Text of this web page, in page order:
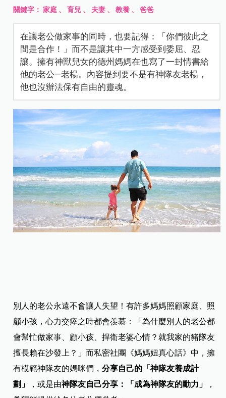
關鍵字：家庭 、育兒 、 夫妻 、教養 、爸爸
在讓老公做家事的同時，也要記得：「你們彼此之
間是合作！」而不是讓其中一方感受到委屈、忍
讓。擁有神獸兒女的德州媽媽在也寫了一封情書給
他的老公—老楊。內容提到要不是有神隊友老楊，
他也沒辦法保有自由的靈魂。
別人的老公永遠不會讓人失望！有許多媽媽照顧家庭、照
顧小孩，心力交瘁之時都會羨慕：「為什麼別人的老公都
會幫忙做家事、顧小孩、捍衛老婆心情？就我家的豬隊友
擅長賴在沙發上？」而私密社團《媽媽妞真心話》中，擁
有模範神隊友的媽咪們，分享自己的「神隊友養成計
劃」
，或是由神隊友自己分享：「成為神隊友的動力」
，